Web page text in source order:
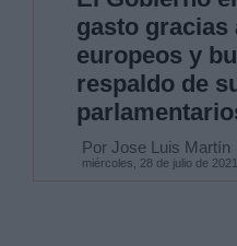
gasto gracias
europeos y
respaldo de
Por Jose Luis Martín
miércoles, 28 de julio de 2021